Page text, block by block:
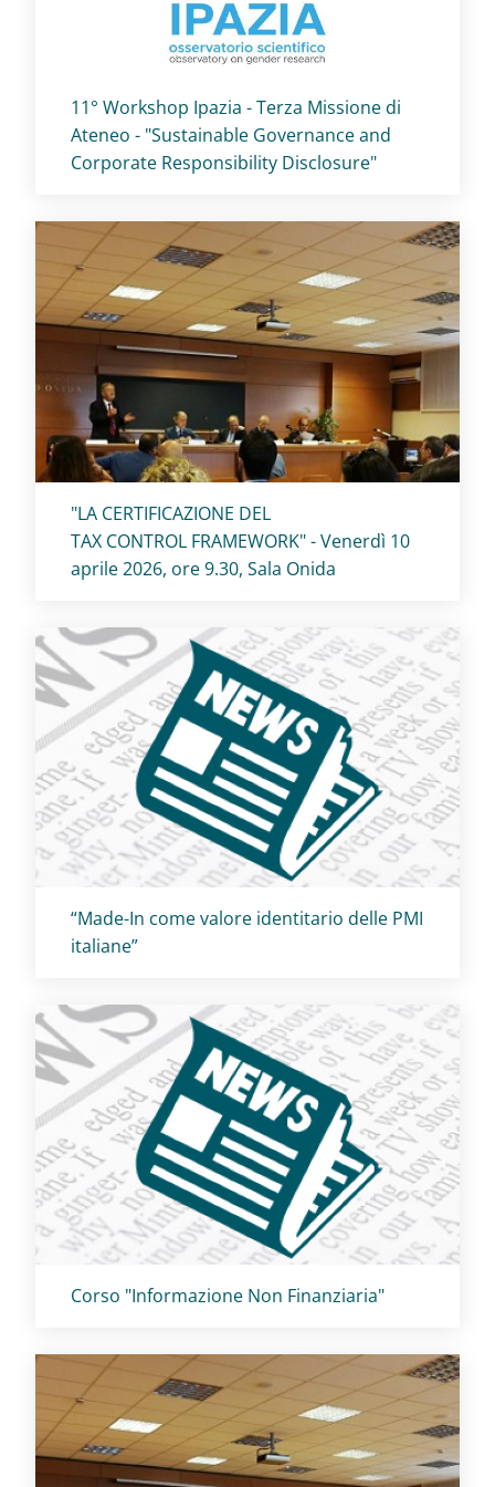
Titolo card:
11° Workshop Ipazia - Terza Missione di
Ateneo - "Sustainable Governance and
Corporate Responsibility Disclosure"
Titolo card:
"LA CERTIFICAZIONE DEL
TAX CONTROL FRAMEWORK" - Venerdì 10
aprile 2026, ore 9.30, Sala Onida
Titolo card:
“Made-In come valore identitario delle PMI
italiane”
Titolo card:
Corso "Informazione Non Finanziaria"